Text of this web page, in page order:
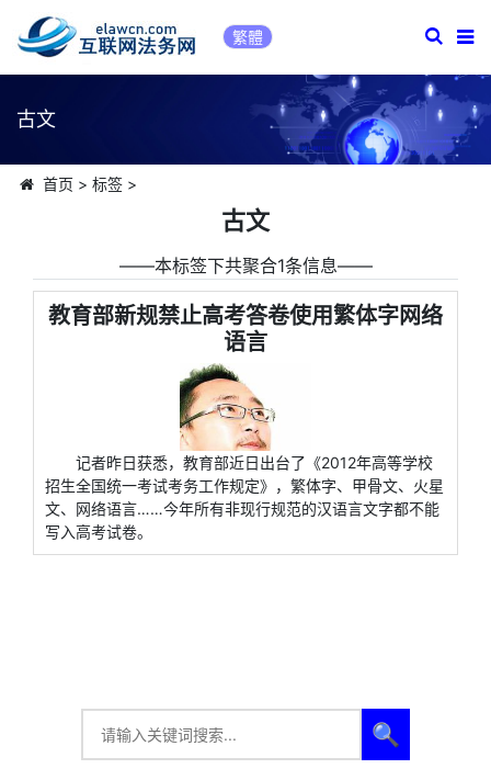
繁體
古文
首页 > 标签>
古文
――本标签下共聚合1条信息――
教育部新规禁止高考答卷使用繁体字网络
语言
记者昨日获悉，教育部近日出台了《2012年高等学校
招生全国统一考试考务工作规定》，繁体字、甲骨文、火星
文、网络语言……今年所有非现行规范的汉语言文字都不能
写入高考试卷。
🔍